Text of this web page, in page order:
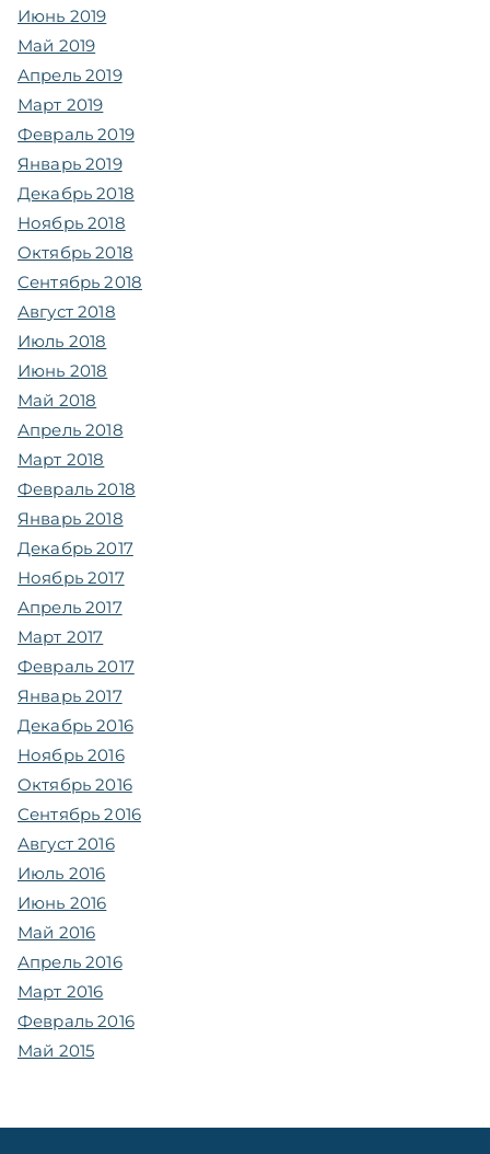
Июнь 2019
Май 2019
Апрель 2019
Март 2019
Февраль 2019
Январь 2019
Декабрь 2018
Ноябрь 2018
Октябрь 2018
Сентябрь 2018
Август 2018
Июль 2018
Июнь 2018
Май 2018
Апрель 2018
Март 2018
Февраль 2018
Январь 2018
Декабрь 2017
Ноябрь 2017
Апрель 2017
Март 2017
Февраль 2017
Январь 2017
Декабрь 2016
Ноябрь 2016
Октябрь 2016
Сентябрь 2016
Август 2016
Июль 2016
Июнь 2016
Май 2016
Апрель 2016
Март 2016
Февраль 2016
Май 2015